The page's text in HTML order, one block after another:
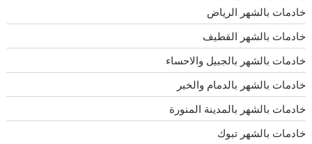
خادمات بالشهر الرياض
خادمات بالشهر القطيف
خادمات بالشهر بالجبيل والاحساء
خادمات بالشهر بالدمام والخبر
خادمات بالشهر بالمدينة المنورة
خادمات بالشهر تبوك